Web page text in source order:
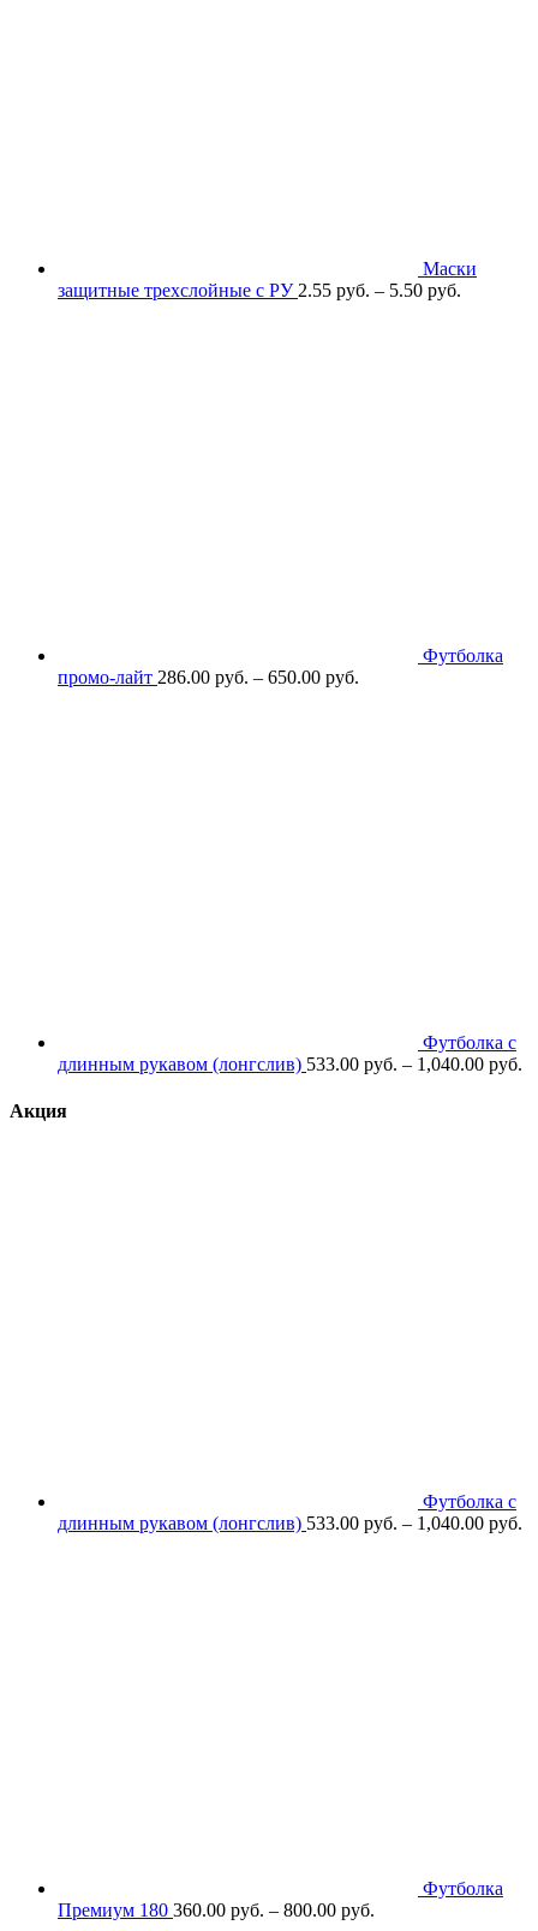
Маски
защитные трехслойные с РУ 2.55 руб. – 5.50 руб.
Футболка
промо-лайт 286.00 руб. – 650.00 руб.
Футболка с
длинным рукавом (лонгслив) 533.00 руб. – 1,040.00 руб.
Акция
Футболка с
длинным рукавом (лонгслив) 533.00 руб. – 1,040.00 руб.
Футболка
Премиум 180 360.00 руб. – 800.00 руб.